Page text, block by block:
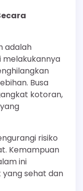
adalah
melakukannya
Busa
kotoran,
risiko
Kemampuan
ini
yang sehat dan